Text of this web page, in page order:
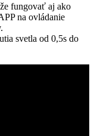
fungovať aj ako
na ovládanie
svetla od 0,5s do